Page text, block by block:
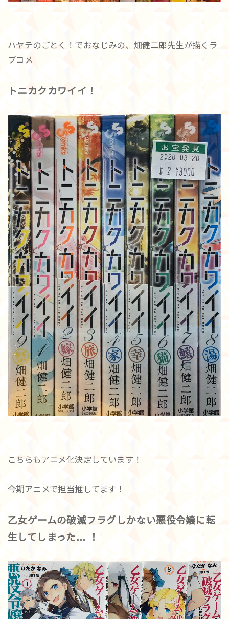
ハヤテのごとく！でおなじみの、畑健二郎先生が描くラ
ブコメ
トニカクカワイイ！
こちらもアニメ化決定しています！
今期アニメで担当推してます！
乙女ゲームの破滅フラグしかない悪役令嬢に転
生してしまった… ！